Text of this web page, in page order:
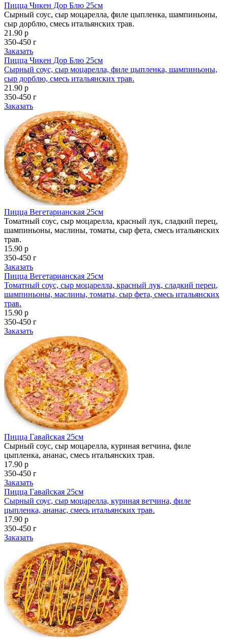
Пицца Чикен Дор Блю 25см
Сырный соус, сыр моцарелла, филе цыпленка, шампиньоны,
сыр дорблю, смесь итальянских трав.
21.90 р
350-450 г
Заказать
Пицца Чикен Дор Блю 25см
Сырный соус, сыр моцарелла, филе цыпленка, шампиньоны,
сыр дорблю, смесь итальянских трав.
21.90 р
350-450 г
Заказать
Пицца Вегетарианская 25см
Томатный соус, сыр моцарелла, красный лук, сладкий перец,
шампиньоны, маслины, томаты, сыр фета, смесь итальянских
трав.
15.90 р
350-450 г
Заказать
Пицца Вегетарианская 25см
Томатный соус, сыр моцарелла, красный лук, сладкий перец,
шампиньоны, маслины, томаты, сыр фета, смесь итальянских
трав.
15.90 р
350-450 г
Заказать
Пицца Гавайская 25см
Сырный соус, сыр моцарелла, куриная ветчина, филе
цыпленка, ананас, смесь итальянских трав.
17.90 р
350-450 г
Заказать
Пицца Гавайская 25см
Сырный соус, сыр моцарелла, куриная ветчина, филе
цыпленка, ананас, смесь итальянских трав.
17.90 р
350-450 г
Заказать